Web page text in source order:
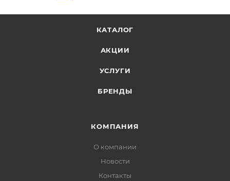
КАТАЛОГ
АКЦИИ
УСЛУГИ
БРЕНДЫ
КОМПАНИЯ
О компании
Новости
Контакты